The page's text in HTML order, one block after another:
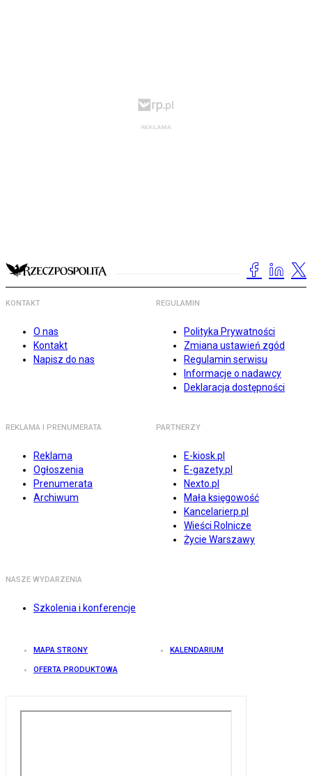
KONTAKT
O nas
Kontakt
Napisz do nas
REGULAMIN
Polityka Prywatności
Zmiana ustawień zgód
Regulamin serwisu
Informacje o nadawcy
Deklaracja dostępności
REKLAMA I PRENUMERATA
Reklama
Ogłoszenia
Prenumerata
Archiwum
PARTNERZY
E-kiosk.pl
E-gazety.pl
Nexto.pl
Mała księgowość
Kancelarierp.pl
Wieści Rolnicze
Życie Warszawy
NASZE WYDARZENIA
Szkolenia i konferencje
MAPA STRONY KALENDARIUM
OFERTA PRODUKTOWA